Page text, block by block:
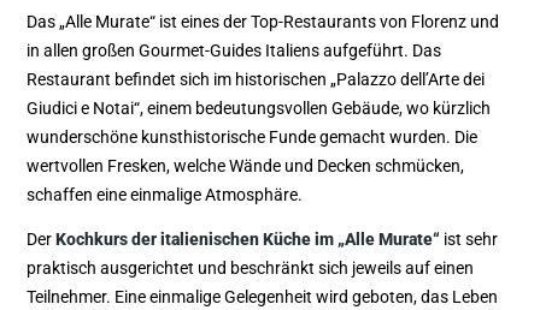
Das „Alle Murate“ ist eines der Top-Restaurants von Florenz und
in allen großen Gourmet-Guides Italiens aufgeführt. Das
Restaurant befindet sich im historischen „Palazzo dell’Arte dei
Giudici e Notai“, einem bedeutungsvollen Gebäude, wo kürzlich
wunderschöne kunsthistorische Funde gemacht wurden. Die
wertvollen Fresken, welche Wände und Decken schmücken,
schaffen eine einmalige Atmosphäre.
DerKochkurs der italienischen Küche im „Alle Murate“ ist sehr
praktisch ausgerichtet und beschränkt sich jeweils auf einen
Teilnehmer. Eine einmalige Gelegenheit wird geboten, das Leben